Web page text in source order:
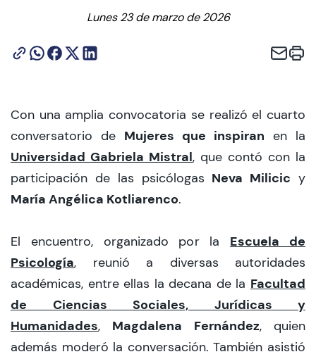
modo claro
Lunes 23 de marzo de 2026
Con una amplia convocatoria se realizó el cuarto
conversatorio de Mujeres que inspiran en la
Universidad Gabriela Mistral, que contó con la
participación de las psicólogas Neva Milicic y
María Angélica Kotliarenco.
El encuentro, organizado por la Escuela de
Psicología, reunió a diversas autoridades
académicas, entre ellas la decana de la Facultad
de Ciencias Sociales, Jurídicas y
Humanidades, Magdalena Fernández, quien
además moderó la conversación. También asistió